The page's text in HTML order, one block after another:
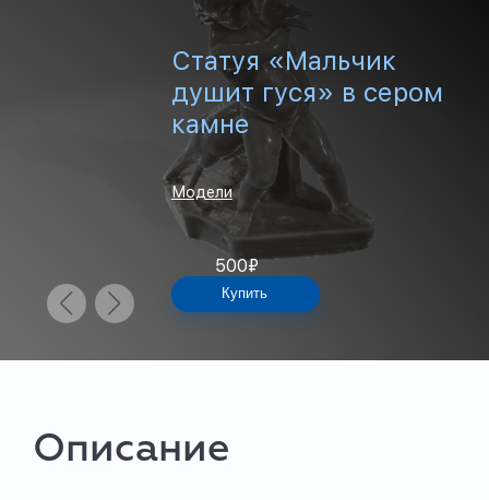
Статуя «Мальчик
душит гуся» в сером
камне
Модели
500₽
Купить
Описание